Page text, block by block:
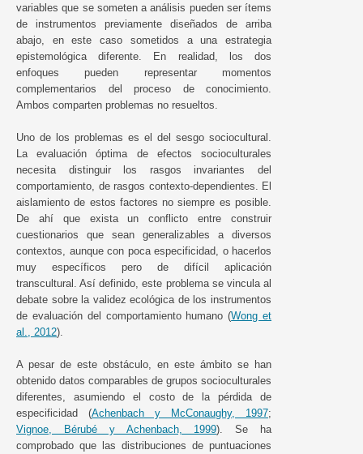
variables que se someten a análisis pueden ser ítems
de instrumentos previamente diseñados de arriba
abajo, en este caso sometidos a una estrategia
epistemológica diferente. En realidad, los dos
enfoques pueden representar momentos
complementarios del proceso de conocimiento.
Ambos comparten problemas no resueltos.
Uno de los problemas es el del sesgo sociocultural.
La evaluación óptima de efectos socioculturales
necesita distinguir los rasgos invariantes del
comportamiento, de rasgos contexto-dependientes. El
aislamiento de estos factores no siempre es posible.
De ahí que exista un conflicto entre construir
cuestionarios que sean generalizables a diversos
contextos, aunque con poca especificidad, o hacerlos
muy específicos pero de difícil aplicación
transcultural. Así definido, este problema se vincula al
debate sobre la validez ecológica de los instrumentos
de evaluación del comportamiento humano (Wong et
al., 2012).
A pesar de este obstáculo, en este ámbito se han
obtenido datos comparables de grupos socioculturales
diferentes, asumiendo el costo de la pérdida de
especificidad (Achenbach y McConaughy, 1997;
Vignoe, Bérubé y Achenbach, 1999). Se ha
comprobado que las distribuciones de puntuaciones